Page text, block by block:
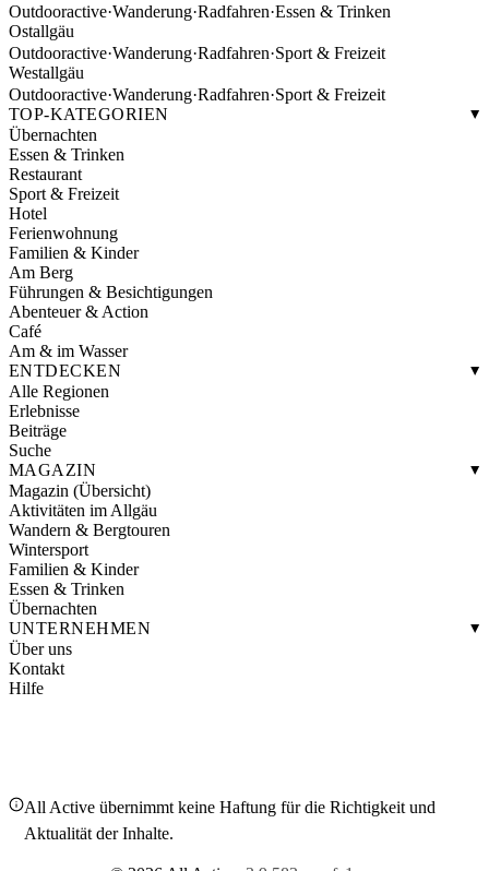
Outdooractive·Wanderung·Radfahren·Essen & Trinken
Ostallgäu
Outdooractive·Wanderung·Radfahren·Sport & Freizeit
Westallgäu
Outdooractive·Wanderung·Radfahren·Sport & Freizeit
TOP-KATEGORIEN
Übernachten
Essen & Trinken
Restaurant
Sport & Freizeit
Hotel
Ferienwohnung
Familien & Kinder
Am Berg
Führungen & Besichtigungen
Abenteuer & Action
Café
Am & im Wasser
ENTDECKEN
Alle Regionen
Erlebnisse
Beiträge
Suche
MAGAZIN
Magazin (Übersicht)
Aktivitäten im Allgäu
Wandern & Bergtouren
Wintersport
Familien & Kinder
Essen & Trinken
Übernachten
UNTERNEHMEN
Über uns
Kontakt
Hilfe
All Active übernimmt keine Haftung für die Richtigkeit und
Aktualität der Inhalte.